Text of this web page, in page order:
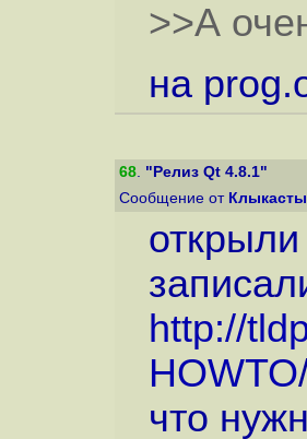
>>А
на
68. "Релиз Qt 4.8.1"
Сообщение от
http://
HOWTO
что